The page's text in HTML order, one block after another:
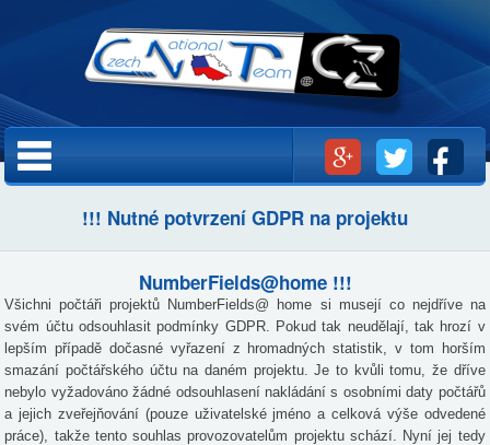
hlavnímu
obsahu
Hlavní menu
!!! Nutné potvrzení GDPR na projektu
NumberFields@home !!!
Všichni počtáři projektů NumberFields@ home si musejí co nejdříve na
svém účtu odsouhlasit podmínky GDPR. Pokud tak neudělají, tak hrozí v
lepším případě dočasné vyřazení z hromadných statistik, v tom horším
smazání počtářského účtu na daném projektu. Je to kvůli tomu, že dříve
nebylo vyžadováno žádné odsouhlasení nakládání s osobními daty počtářů
a jejich zveřejňování (pouze uživatelské jméno a celková výše odvedené
práce), takže tento souhlas provozovatelům projektu schází. Nyní jej tedy